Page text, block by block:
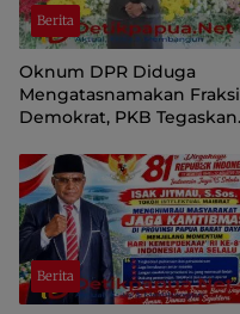
Berita
Oknum DPR Diduga
Mengatasnamakan Fraksi
Demokrat, PKB Tegaskan
Papua Pegunungan
Berita